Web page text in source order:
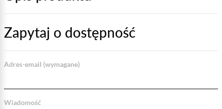
Zapytaj o dostępność
Adres-email (wymagane)
Wiadomość